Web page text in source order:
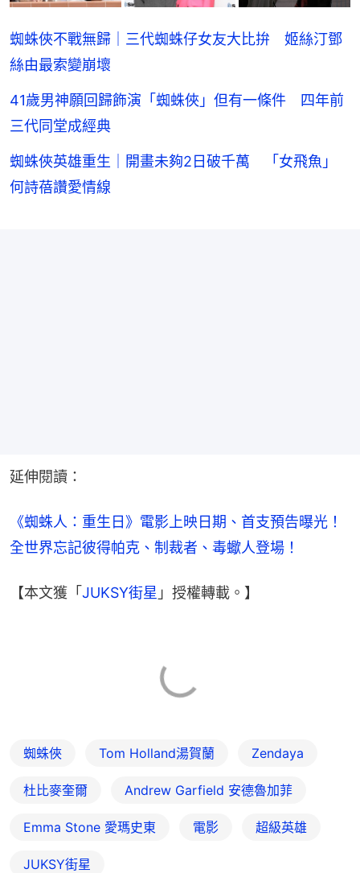
蜘蛛俠不戰無歸｜三代蜘蛛仔女友大比拚 姬絲汀鄧
絲由最索變崩壞
41歲男神願回歸飾演「蜘蛛俠」但有一條件 四年前
三代同堂成經典
蜘蛛俠英雄重生｜開畫未夠2日破千萬 「女飛魚」
何詩蓓讚愛情線
延伸閱讀：
《蜘蛛人：重生日》電影上映日期、首支預告曝光！
全世界忘記彼得帕克、制裁者、毒蠍人登場！
【本文獲「 JUKSY街星 」授權轉載。】
蜘蛛俠 Tom Holland湯賀蘭 Zendaya
杜比麥奎爾 Andrew Garfield 安德魯加菲
Emma Stone 愛瑪史東 電影 超級英雄
JUKSY街星